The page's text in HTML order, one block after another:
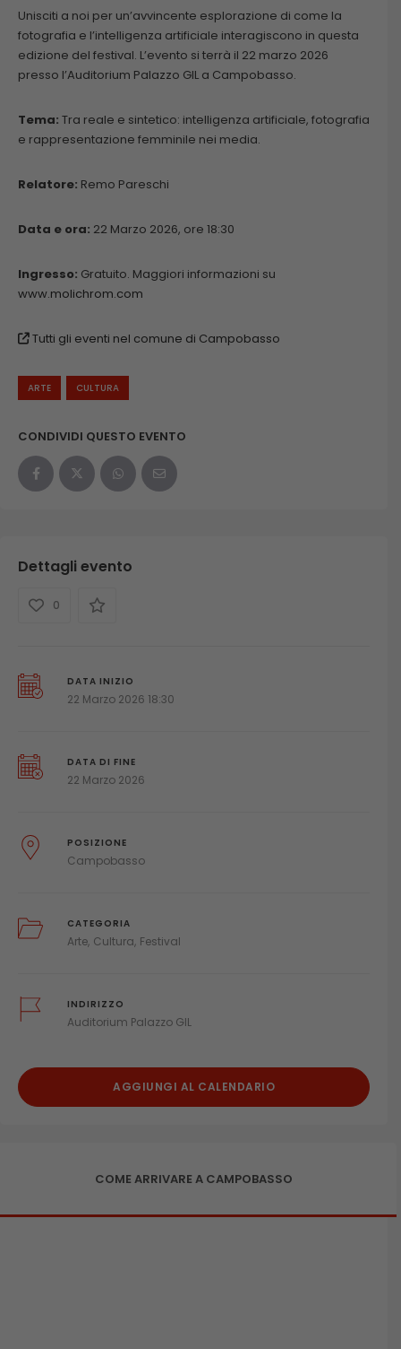
Unisciti a noi per un’avvincente esplorazione di come la
fotografia e l’intelligenza artificiale interagiscono in questa
edizione del festival. L’evento si terrà il 22 marzo 2026
presso l’Auditorium Palazzo GIL a Campobasso.
Tema: Tra reale e sintetico: intelligenza artificiale, fotografia
e rappresentazione femminile nei media.
Relatore: Remo Pareschi
Data e ora: 22 Marzo 2026, ore 18:30
Ingresso: Gratuito. Maggiori informazioni su
www.molichrom.com
Tutti gli eventi nel comune di Campobasso
ARTE CULTURA
CONDIVIDI QUESTO EVENTO
Dettagli evento
0
DATA INIZIO
22 Marzo 2026 18:30
DATA DI FINE
22 Marzo 2026
POSIZIONE
Campobasso
CATEGORIA
Arte Cultura Festival
INDIRIZZO
Auditorium Palazzo GIL
AGGIUNGI AL CALENDARIO
COME ARRIVARE A CAMPOBASSO